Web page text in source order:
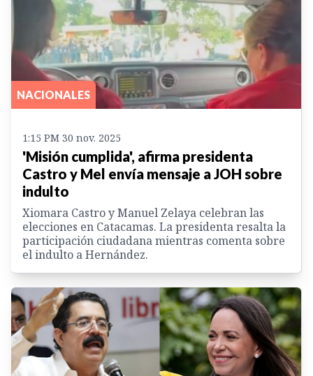
NACIONALES
1:15 PM 30 nov. 2025
'Misión cumplida', afirma presidenta
Castro y Mel envía mensaje a JOH sobre
indulto
Xiomara Castro y Manuel Zelaya celebran las
elecciones en Catacamas. La presidenta resalta la
participación ciudadana mientras comenta sobre
el indulto a Hernández.